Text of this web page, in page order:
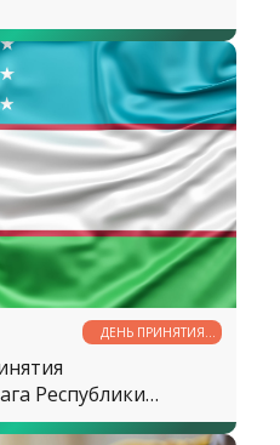
ДЕНЬ ПРИНЯТИЯ
ГОСУДАРСТВЕННОГО
Республики